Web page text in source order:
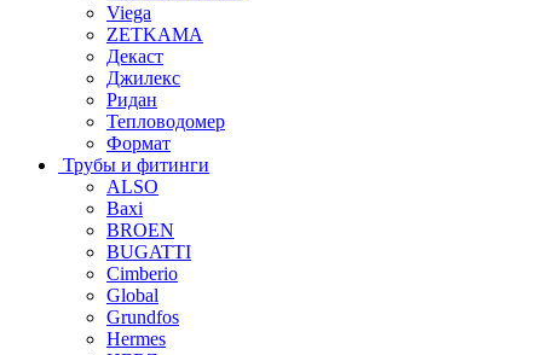
Viega
ZETKAMA
Декаст
Джилекс
Ридан
Тепловодомер
Формат
Трубы и фитинги
ALSO
Baxi
BROEN
BUGATTI
Cimberio
Global
Grundfos
Hermes